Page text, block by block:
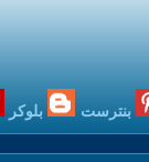
بنترست بلوكر